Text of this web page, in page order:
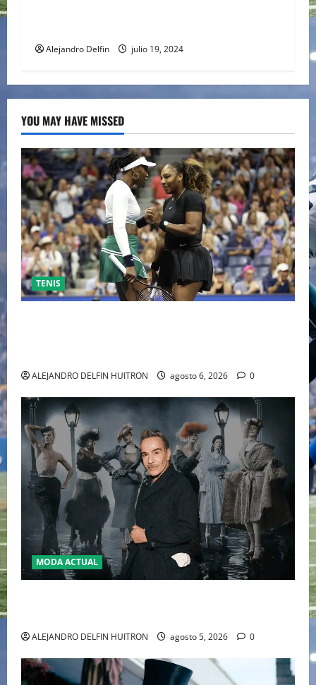
Alejandro Delfin julio 19, 2024
YOU MAY HAVE MISSED
TENIS
ALEJANDRO DELFIN HUITRON agosto 6, 2026 0
MODA ACTUAL
ALEJANDRO DELFIN HUITRON agosto 5, 2026 0